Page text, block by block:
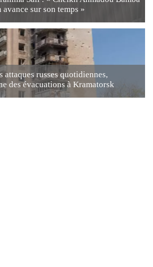
sur son temps »
attaques russes quotidiennes,
des évacuations à Kramatorsk